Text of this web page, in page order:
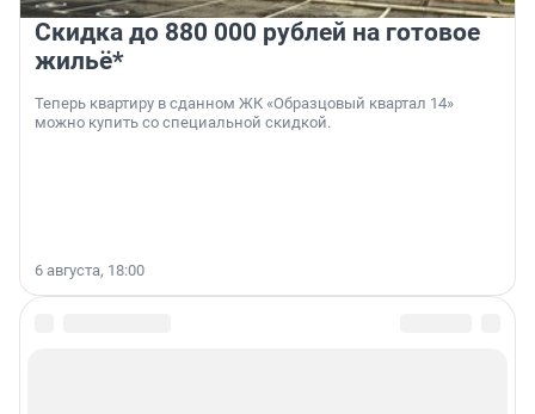
Скидка до 880 000 рублей на готовое
жильё*
Теперь квартиру в сданном ЖК «Образцовый квартал 14»
можно купить со специальной скидкой.
6 августа, 18:00